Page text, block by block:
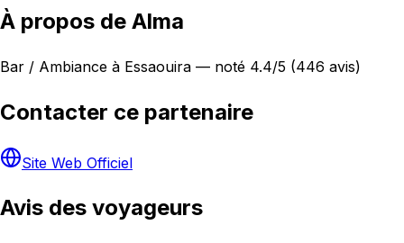
À propos de Alma
Bar / Ambiance à Essaouira — noté 4.4/5 (446 avis)
Contacter ce partenaire
Site Web Officiel
Avis des voyageurs